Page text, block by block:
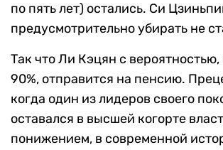
по пять лет) остались. Си
предусмотрительно убирать не
Так что Ли Кэцян с вероятностью,
90%, отправится на пенсию.
когда один из лидеров своего
оставался в высшей когорте
понижением, в современной